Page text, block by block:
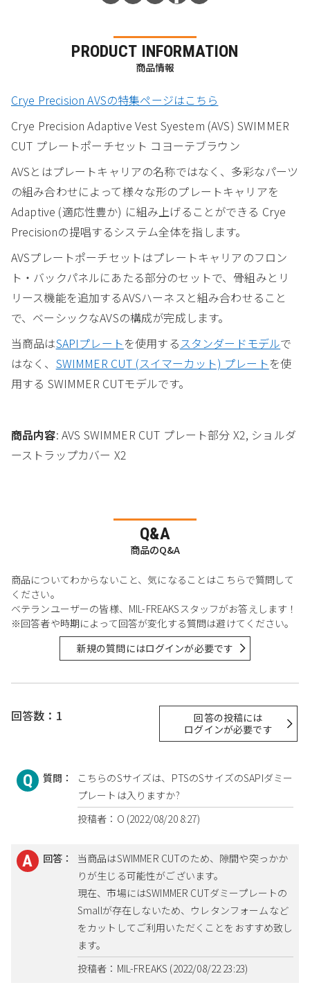
PRODUCT INFORMATION
商品情報
Crye Precision AVSの特集ページはこちら
Crye Precision Adaptive Vest Syestem (AVS) SWIMMER
CUT プレートポーチセット コヨーテブラウン
AVSとはプレートキャリアの名称ではなく、多彩なパーツ
の組み合わせによって様々な形のプレートキャリアを
Adaptive (適応性豊か) に組み上げることができる Crye
Precisionの提唱するシステム全体を指します。
AVSプレートポーチセットはプレートキャリアのフロン
ト・バックパネルにあたる部分のセットで、骨組みとリ
リース機能を追加するAVSハーネスと組み合わせること
で、ベーシックなAVSの構成が完成します。
当商品はSAPIプレートを使用するスタンダードモデルで
はなく、 SWIMMER CUT (スイマーカット) プレートを使
用する SWIMMER CUTモデルです。
商品内容: AVS SWIMMER CUT プレート部分 X2, ショルダ
ーストラップカバー X2
Q&A
商品のQ&A
商品についてわからないこと、気になることはこちらで質問して
ください。
ベテランユーザーの皆様、MIL-FREAKSスタッフがお答えします！
※回答者や時期によって回答が変化する質問は避けてください。
新規の質問にはログインが必要です
回答数：1
回答の投稿には
ログインが必要です
質問：
こちらのSサイズは、PTSのSサイズのSAPIダミー
プレートは入りますか?
投稿者：O (2022/08/20 8:27)
回答：
当商品はSWIMMER CUTのため、隙間や突っかか
りが生じる可能性がございます。
現在、市場にはSWIMMER CUTダミープレートの
Smallが存在しないため、ウレタンフォームなど
をカットしてご利用いただくことをおすすめ致し
ます。
投稿者：MIL-FREAKS (2022/08/22 23:23)